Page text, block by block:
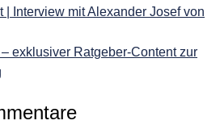
| Interview mit Alexander Josef von
exklusiver Ratgeber-Content zur